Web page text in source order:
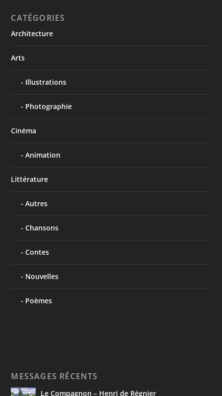
CATÉGORIES
Architecture
Arts
Illustrations
Photographie
Cinéma
Animation
Littérature
Autres
Chansons
Contes
Nouvelles
Poèmes
MESSAGES RÉCENTS
Le Compagnon – Henri de Régnier